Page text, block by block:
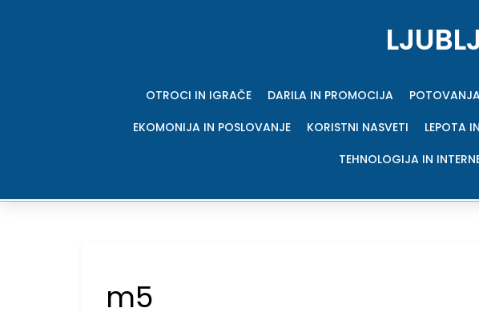
OTROCI IN IGRAČE DARILA IN PROMOCIJA
EKOMONIJA IN POSLOVANJE
KORISTNI NASVETI LEPOTA
TEHNOLOGIJA IN
m5